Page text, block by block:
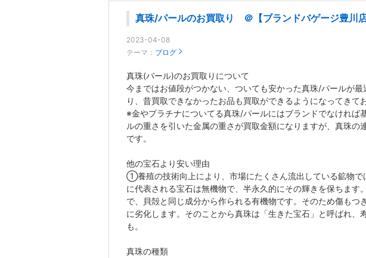
真珠/パールのお買取り ＠【ブランドバゲージ豊川店
2023-04-08
テーマ： ブログ
真珠(パール)のお買取りについて
今まではお値段がつかない、ついても安かった真珠/パールが
り、昔買取できなかったお品も買取ができるようになってきて
※金やプラチナについてる真珠/パールにはブランドでなければ
ルの重さを引いた金属の重さが買取金額になりますが、真珠の
です。
他の宝石より安い理由
①養殖の技術向上により、市場にたくさん流出している鉱物
に代表される宝石は無機物で、半永久的にその輝きを保ちます
で、貝殻と同じ成分から作られる有機物です。そのため傷もつ
に劣化します。そのことから真珠は「生きた宝石」と呼ばれ、
も。
真珠の種類